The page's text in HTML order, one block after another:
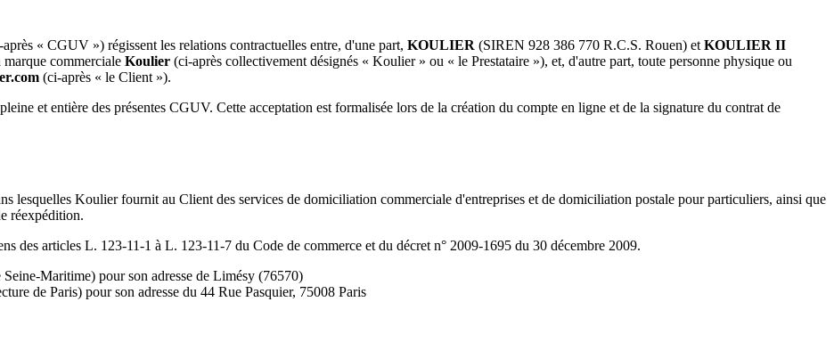
« CGUV ») régissent les relations contractuelles entre, d'une part, KOULIER (SIREN 928 386 770 R.C.S. Rouen) etKOULIER II
commerciale Koulier (ci-après collectivement désignés « Koulier » ou « le Prestataire »), et, d'autre part, toute personne physique ou
(ci-après « le Client »).
et entière des présentes CGUV. Cette acceptation est formalisée lors de la création du compte en ligne et de la signature du contrat de
lesquelles Koulier fournit au Client des services de domiciliation commerciale d'entreprises et de domiciliation postale pour particuliers, ainsi que
réexpédition.
des articles L. 123-11-1 à L. 123-11-7 du Code de commerce et du décret n° 2009-1695 du 30 décembre 2009.
Seine-Maritime) pour son adresse de Limésy (76570)
de Paris) pour son adresse du 44 Rue Pasquier, 75008 Paris